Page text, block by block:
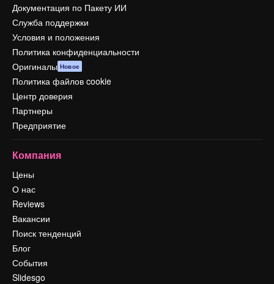
Документация по Пакету ИИ
Служба поддержки
Условия и положения
Политика конфиденциальности
Оригиналы Новое
Политика файлов cookie
Центр доверия
Партнеры
Предприятие
Компания
Цены
О нас
Reviews
Вакансии
Поиск тенденций
Блог
События
Slidesgo